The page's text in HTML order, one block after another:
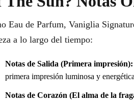
Eau de Parfum, Vaniglia
a lo largo del tiempo:
Notas de Salida (Primera impresión):
primera impresión luminosa y
Notas de Corazón (El alma de la